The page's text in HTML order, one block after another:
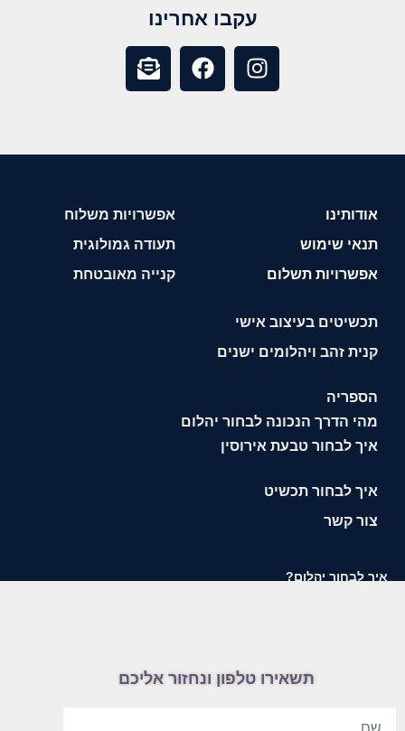
עקבו אחרינו
אודותינו
תנאי שימוש
אפשרויות תשלום
אפשרויות משלוח
תעודה גמולוגית
קנייה מאובטחת
תכשיטים בעיצוב אישי
קנית זהב ויהלומים ישנים
הספריה
מהי הדרך הנכונה לבחור יהלום
איך לבחור טבעת אירוסין
איך לבחור תכשיט
צור קשר
איך לבחור יהלום?
תשאירו טלפון ונחזור אליכם